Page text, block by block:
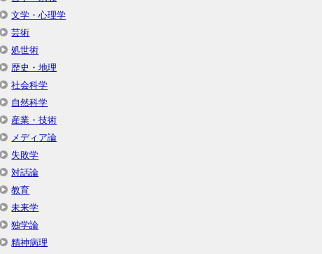
文学・心理学
芸術
処世術
歴史・地理
社会科学
自然科学
産業・技術
メディア論
失敗学
対話論
教育
未来学
独学論
精神病理